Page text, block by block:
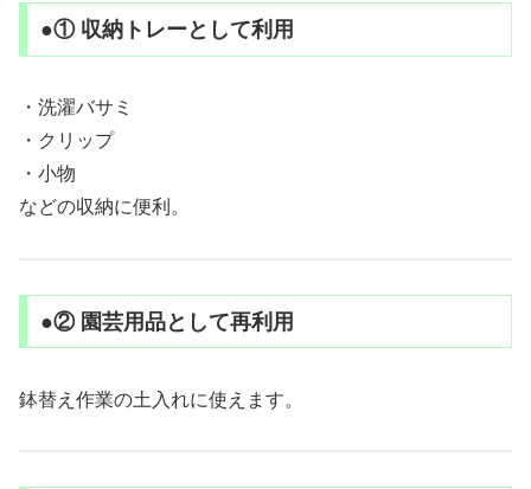
●① 収納トレーとして利用
・洗濯バサミ
・クリップ
・小物
などの収納に便利。
●② 園芸用品として再利用
鉢替え作業の土入れに使えます。